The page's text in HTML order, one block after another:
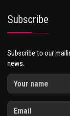
Subscribe
Subscribe to our
news.